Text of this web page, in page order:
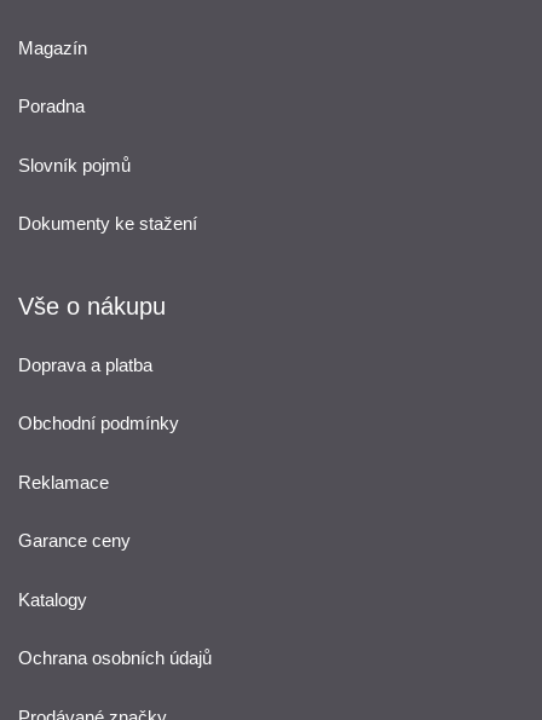
Magazín
Poradna
Slovník pojmů
Dokumenty ke stažení
Vše o nákupu
Doprava a platba
Obchodní podmínky
Reklamace
Garance ceny
Katalogy
Ochrana osobních údajů